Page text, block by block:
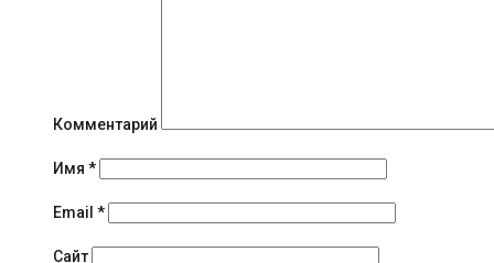
и
я
н
а
Комментарий
Имя *
Email *
Сайт